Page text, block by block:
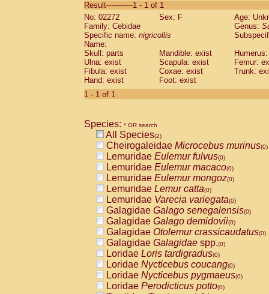
CebidaeSaguinus labiatus(0)
Cebidae Saguinus leucopus (0)
Cebidae
CebidaeSaguinus mystax
Cebidae Saguinus nigricollis (1)
Cebidae Saguinus oedipus
Cebidae Saguinus weddelli
Cebidae Saguinusspp.
Cebidae
CebidaeCebus capucinus
CebidaeCebus nigrivittatus
CebidaeCebus spp.(0)
CebidaeSaimiri boliviensis(0)
CebidaeSaimiri sciureus(0)
AtelidaeAlouatta caraya(0)
AtelidaeAlouatta fusca(0)
AtelidaeAlouatta seniculus(0)
AtelidaeAlouattaspp.(0)
AtelidaeAteles belzebuth(0)
AtelidaeAteles geoffroyi(0)
AtelidaeAteles paniscus(0)
AtelidaeAtelesspp.(0)
AtelidaeLagothrix lagothricha(0)
AtelidaeLagothrix lagothricha cana
PitheciidaeCacajao calvus
Result-----------1 - 1 of 1
No: 02272
Sex: F
Age:
Family: Cebidae
Genus:
Specific name: nigricollis
Name:
Skull: parts
Mandible: exist
Ulna: exist
Scapula: exist
Femur:
Fibula: exist
Coxae: exist
Trunk:
Hand: exist
Foot: exist
1 - 1 of 1
Species: * OR search
All Species(2)
Cheirogaleidae Microcebus murinus(0)
Lemuridae Eulemur fulvus(0)
Lemuridae Eulemur macaco(0)
Lemuridae Eulemur mongoz(0)
Lemuridae Lemur catta(0)
Lemuridae Varecia variegata(0)
Galagidae Galago senegalensis(0)
Galagidae Galago demidovii(0)
Galagidae Otolemur crassicaudatus(0)
Galagidae Galagidae spp.(0)
Loridae Loris tardigradus(0)
Loridae Nycticebus coucang(0)
Loridae Nycticebus pygmaeus(0)
Loridae Perodicticus potto(0)